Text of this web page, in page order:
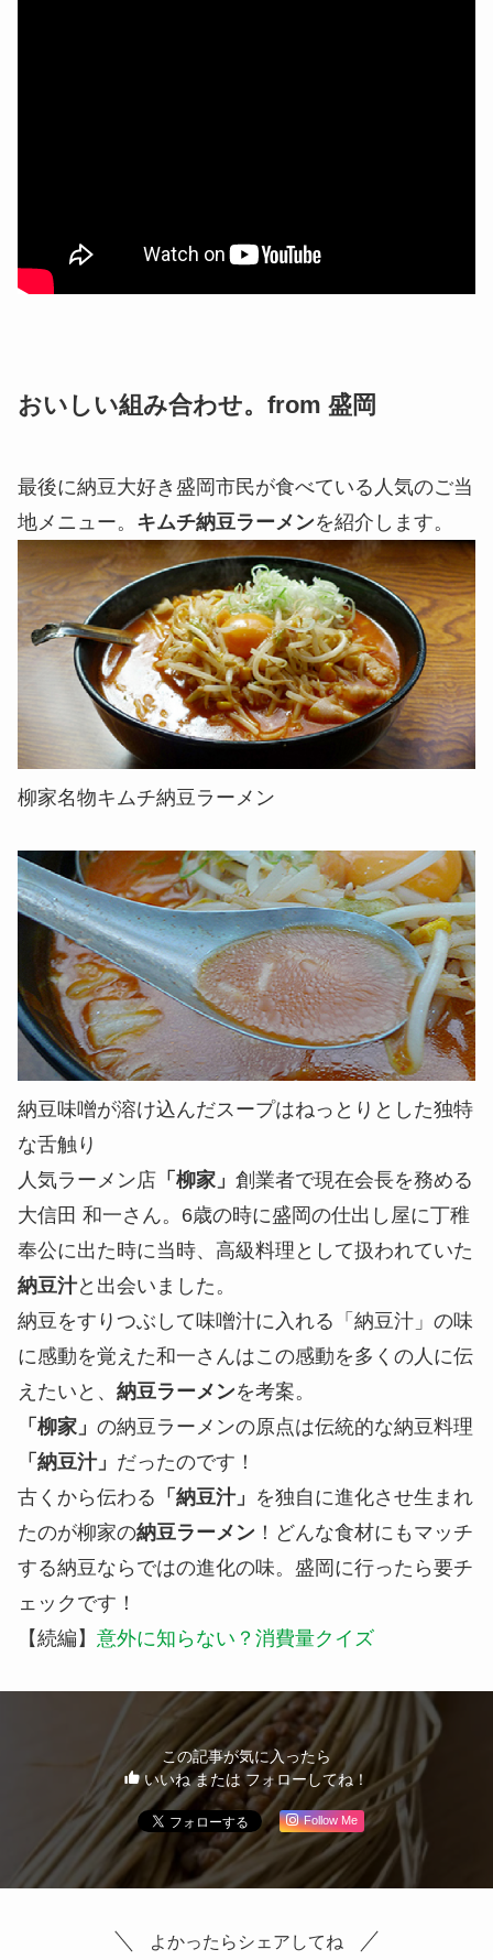
おいしい組み合わせ。from 盛岡
最後に納豆大好き盛岡市民が食べている人気のご当
地メニュー。 キムチ納豆ラーメンを紹介します。
柳家名物キムチ納豆ラーメン
納豆味噌が溶け込んだスープはねっとりとした独特
な舌触り
人気ラーメン店 「柳家」 創業者で現在会長を務める
大信田 和一さん。6歳の時に盛岡の仕出し屋に丁稚
奉公に出た時に当時、高級料理として扱われていた
納豆汁と出会いました。
納豆をすりつぶして味噌汁に入れる「納豆汁」の味
に感動を覚えた和一さんはこの感動を多くの人に伝
えたいと、 納豆ラーメンを考案。
「柳家」 の納豆ラーメンの原点は伝統的な納豆料理
「納豆汁」 だったのです！
古くから伝わる 「納豆汁」 を独自に進化させ生まれ
たのが柳家の納豆ラーメン ！どんな食材にもマッチ
する納豆ならではの進化の味。盛岡に行ったら要チ
ェックです！
【続編】 意外に知らない？消費量クイズ
この記事が気に入ったら
いいね または フォローしてね！
Follow Me
よかったらシェアしてね